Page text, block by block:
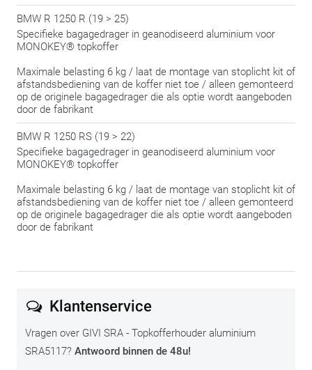
BMW R 1250 R (19 > 25)
Specifieke bagagedrager in geanodiseerd aluminium voor
MONOKEY® topkoffer
Maximale belasting 6 kg / laat de montage van stoplicht kit of
afstandsbediening van de koffer niet toe / alleen gemonteerd
op de originele bagagedrager die als optie wordt aangeboden
door de fabrikant
BMW R 1250 RS (19 > 22)
Specifieke bagagedrager in geanodiseerd aluminium voor
MONOKEY® topkoffer
Maximale belasting 6 kg / laat de montage van stoplicht kit of
afstandsbediening van de koffer niet toe / alleen gemonteerd
op de originele bagagedrager die als optie wordt aangeboden
door de fabrikant
Klantenservice
Vragen over GIVI SRA - Topkofferhouder aluminium
SRA5117? Antwoord binnen de 48u!